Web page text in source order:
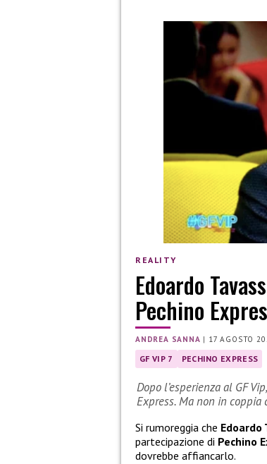
REALITY
Edoardo
Pechino
ANDREA SANNA | 17 AGOSTO
GF VIP 7 PECHINO EXPRESS
Dopo l’esperienza al GF
Express. Ma non in coppia
Si rumoreggia che Edoardo
partecipazione di Pechino
dovrebbe affiancarlo.